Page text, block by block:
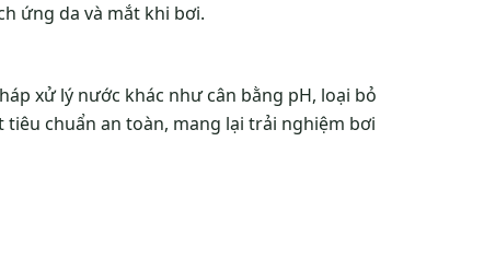
ứng da và mắt khi bơi.
xử lý nước khác như cân bằng pH, loại bỏ
chuẩn an toàn, mang lại trải nghiệm bơi